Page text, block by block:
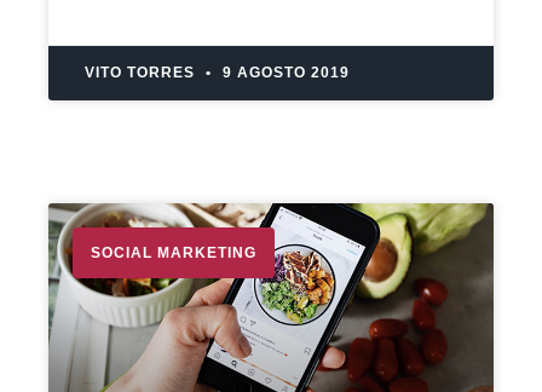
VITO TORRES 9 AGOSTO 2019
SOCIAL MARKETING